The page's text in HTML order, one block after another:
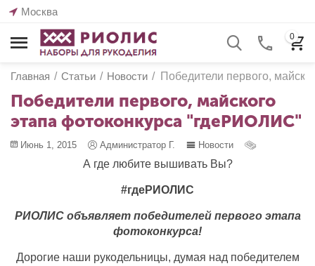
Москва
0
Главная / Статьи / Новости / Победители первого,
Победители первого, майского
этапа фотоконкурса "гдеРИОЛИС"
Июнь 1, 2015 Администратор Г. Новости
А где любите вышивать Вы?
#гдеРИОЛИС
РИОЛИС объявляет победителей первого этапа
фотоконкурса!
Дорогие наши рукодельницы, думая над победителем